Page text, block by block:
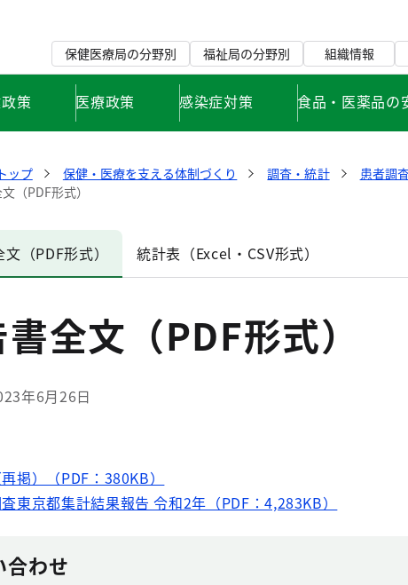
保健医療局の分野別 福祉局の分野別 組織情報
策 医療政策 感染症対策 食品・医薬品の
ップ 保健・医療を支える体制づくり 調査・統計 患者調
（PDF形式）
（PDF形式） 統計表（Excel・CSV形式）
全文（PDF形式）
年6月26日
掲）（PDF：380KB）
東京都集計結果報告 令和2年（PDF：4,283KB）
合わせ